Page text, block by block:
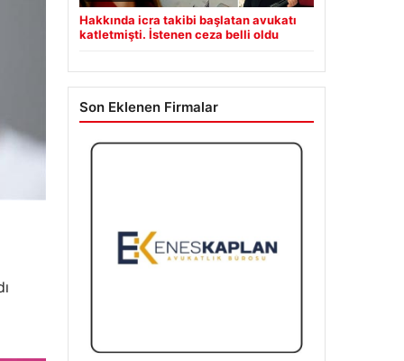
Hakkında icra takibi başlatan avukatı
katletmişti. İstenen ceza belli oldu
Son Eklenen Firmalar